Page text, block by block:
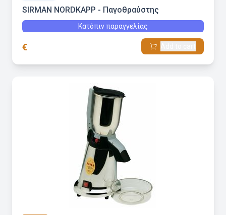
SIRMAN NORDKAPP - Παγοθραύστης
Κατόπιν παραγγελίας
€